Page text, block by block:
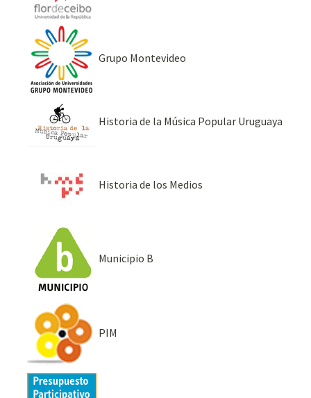
Grupo Montevideo
Historia de la Música Popular Uruguaya
Historia de los Medios
Municipio B
PIM